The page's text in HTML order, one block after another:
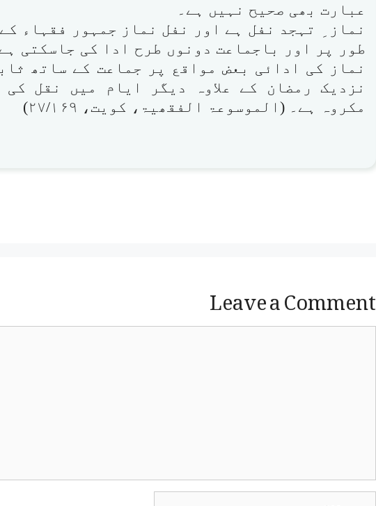
عبارت بھی صحیح نہیں ہے۔
نماز ِ تہجد نفل ہے اور نفل نماز جمہور فقہاء
طور پر اور باجماعت دونوں طرح ادا کی جاسکتی
نماز کی ادائی بعض مواقع پر جماعت کے ساتھ
نزدیک رمضان کے علاوہ دیگر ایام میں نقل کی
مکروہ ہے۔ (الموسوعۃ الفقھیۃ، کویت، ۲۷/۱۶۹)
Leave a Comment